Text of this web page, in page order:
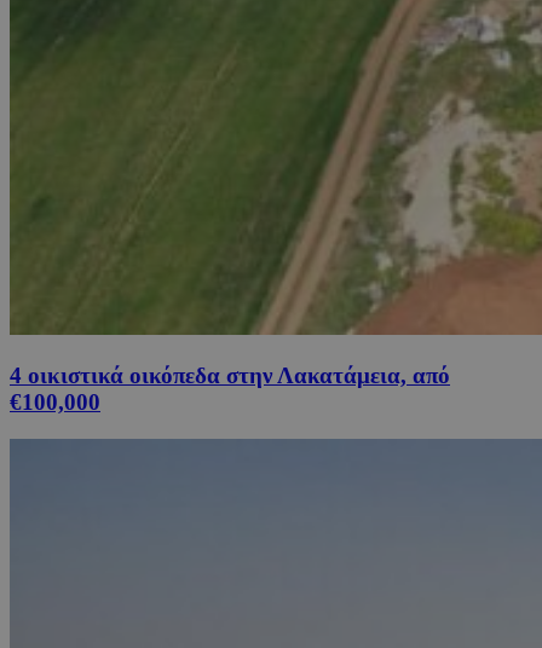
4 οικιστικά οικόπεδα στην Λακατάμεια, από
€100,000